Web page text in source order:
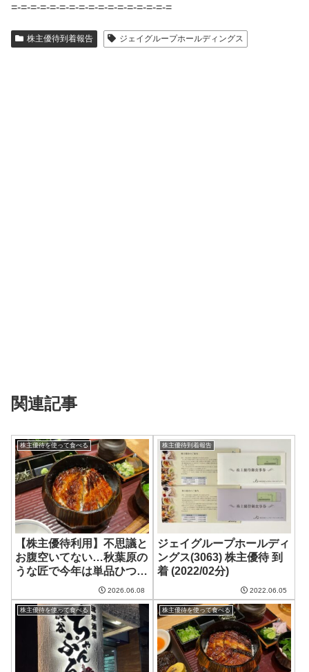
=-=-=-=-=-=-=-=-=-=-=-=-=-=-=-=-=
株主優待到着報告 ジェイグループホールディングス
関連記事
株主優待を使って食べる
【株主優待利用】不思議と
お腹空いてない…秋葉原の
うな匠で今年は単品ひつま
2026.06.08
株主優待到着報告
ジェイグループホールディ
ングス(3063) 株主優待 到
着 (2022/02分)
2022.06.05
株主優待を使って食べる 株主優待を使って食べる